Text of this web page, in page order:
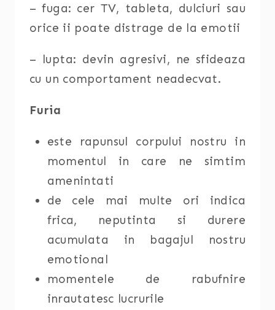
– fuga: cer TV, tableta, dulciuri sau
orice ii poate distrage de la emotii
– lupta: devin agresivi, ne sfideaza
cu un comportament neadecvat.
Furia
este rapunsul corpului nostru in
momentul in care ne simtim
amenintati
de cele mai multe ori indica
frica, neputinta si durere
acumulata in bagajul nostru
emotional
momentele de rabufnire
inrautatesc lucrurile